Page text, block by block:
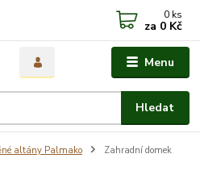
Menu
Hledat
0 ks
za 0 Kč
altány Palmako
Zahradní domek